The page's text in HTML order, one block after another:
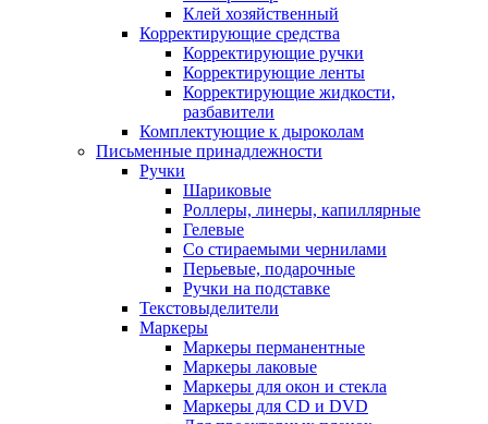
Клей хозяйственный
Корректирующие средства
Корректирующие ручки
Корректирующие ленты
Корректирующие жидкости,
разбавители
Комплектующие к дыроколам
Письменные принадлежности
Ручки
Шариковые
Роллеры, линеры, капиллярные
Гелевые
Со стираемыми чернилами
Перьевые, подарочные
Ручки на подставке
Текстовыделители
Маркеры
Маркеры перманентные
Маркеры лаковые
Маркеры для окон и стекла
Маркеры для CD и DVD